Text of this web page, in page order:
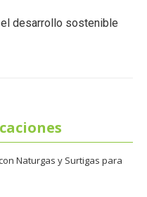
desarrollo sostenible
Naturgas y Surtigas para